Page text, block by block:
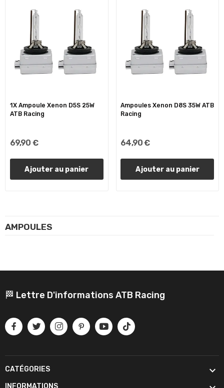
AMPOULES
1X Ampoule Xenon D5S 25W
ATB Racing
69,90 €
Ajouter au panier
Ampoules Xenon D8S 35W ATB
Racing
64,90 €
Ajouter au panier
🏁 Lettre D'informations ATB Racing
CATÉGORIES 